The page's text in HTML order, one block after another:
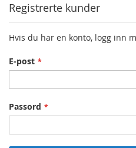
Registrerte kunder
Hvis du har en konto, logg inn
E-post
Passord